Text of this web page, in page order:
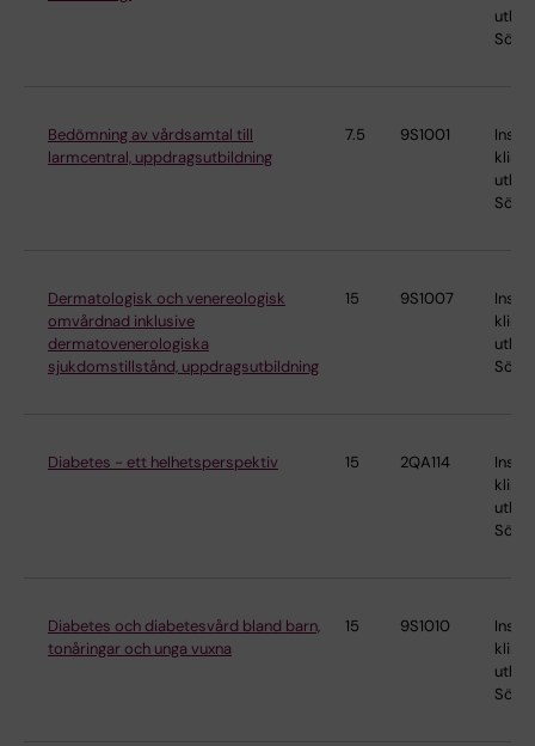
Bedömning av vårdsamtal till
larmcentral, uppdragsutbildning
7.5 9S1001
Dermatologisk och venereologisk
omvårdnad inklusive
dermatovenerologiska
sjukdomstillstånd, uppdragsutbildning
15 9S1007
Diabetes - ett helhetsperspektiv 15 2QA114
Diabetes och diabetesvård bland barn,
tonåringar och unga vuxna
15 9S1010